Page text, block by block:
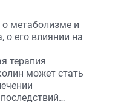
метаболизме и
о его влиянии на
терапия
может стать